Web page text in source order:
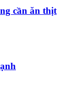
cần ăn thịt